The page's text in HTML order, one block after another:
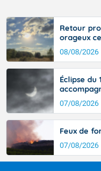
Retour
orageux
08/08/2026
Éclipse du
07/08/2026
Feux de
07/08/2026